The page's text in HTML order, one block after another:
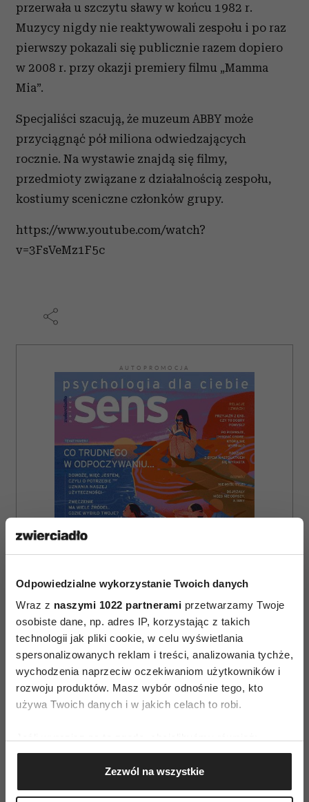
Odpowiedzialne wykorzystanie Twoich danych
Wraz z naszymi 1022 partnerami przetwarzamy Twoje
osobiste dane, np. adres IP, korzystając z takich
technologii jak pliki cookie, w celu wyświetlania
spersonalizowanych reklam i treści, analizowania tychże,
wychodzenia naprzeciw oczekiwaniom użytkowników i
rozwoju produktów. Masz wybór odnośnie tego, kto
używa Twoich danych i w jakich celach to robi.
Gromadzić dane dotyczące Twojej lokalizacji
geograficznej z dokładnością nawet do kilku metrów
Identyfikować Twoje urządzenie, aktywnie
Zezwól na wszystkie
przerwała u szczytu sławy w końcu 1982 r.
Muzycy nigdy nie reaktywowali zespołu i po raz
pierwszy pokazali się publicznie razem dopiero
w 2008 r. przy okazji premiery filmu „Mamma
Mia”.
Specjaliści szacują, że muzeum ABBY może
przyciągnąć pół miliona odwiedzających
rocznie. Na wystawie znajdą się filmy,
przedmioty związane z działalnością zespołu,
kostiumy sceniczne członków grupy.
https://www.youtube.com/watch?
v=3FsVeMz1F5c
AUTOPROMOCJA
ZAMÓW
WYDANIE DRUKOWANE
E-WYDANIE